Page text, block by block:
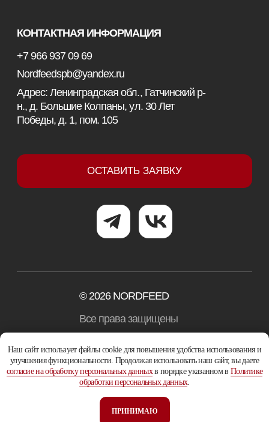
Наш сайт использует файлы cookie для повышения удобства использования и
улучшения функциональности. Продолжая использовать наш сайт, вы даете
согласие на обработку персональных данныхв порядке указанном в Политике
обработки персональных данных.
ПРИНИМАЮ